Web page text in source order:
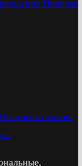
Николая
Выставка стихов-